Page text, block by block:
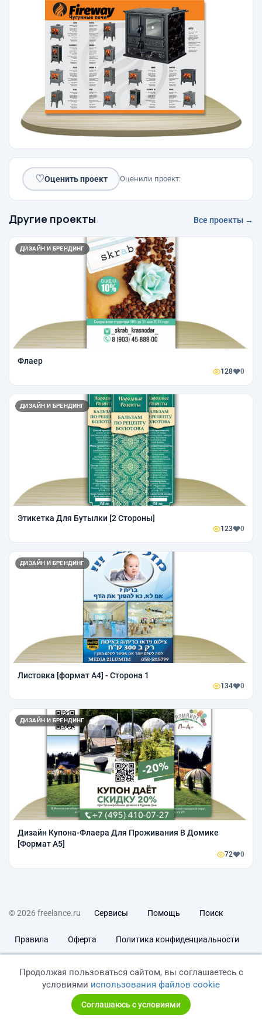
♡Оценить проект Оценили проект:
Другие проекты Все проекты →
ДИЗАЙН И БРЕНДИНГ
Флаер
128 0
ДИЗАЙН И БРЕНДИНГ
Этикетка Для Бутылки [2 Стороны]
123 0
ДИЗАЙН И БРЕНДИНГ
Листовка [формат А4] - Сторона 1
134 0
ДИЗАЙН И БРЕНДИНГ
Дизайн Купона-Флаера Для Проживания В Домике
[Формат А5]
72 0
© 2026 freelance.ru Сервисы Помощь Поиск
Правила Оферта Политика конфиденциальности
Продолжая пользоваться сайтом, вы соглашаетесь с
условиями использования файлов cookie
Соглашаюсь с условиями